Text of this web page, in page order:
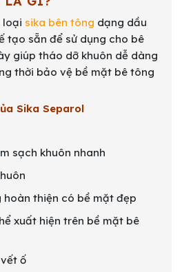
loại sika bên tông dạng dầu
tạo sẵn để sử dụng cho bê
giúp tháo dỡ khuôn dễ dàng
thời bảo vệ bề mặt bê tông
Sika Separol
sạch khuôn nhanh
thiện có bề mặt đẹp
xuất hiện trên bề mặt bê
ố